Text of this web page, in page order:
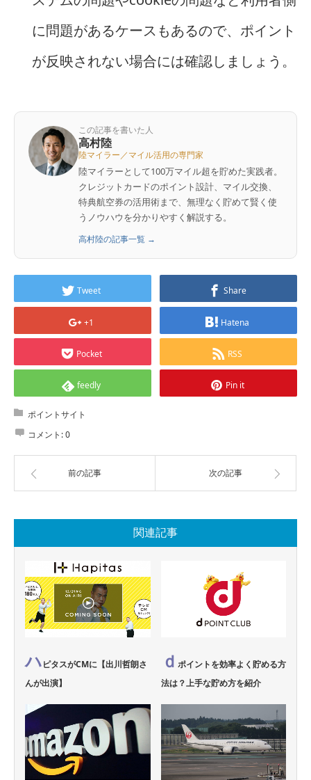
に問題があるケースもあるので、ポイント
が反映されない場合には確認しましょう。
この記事を書いた人
高村陸
陸マイラー／マイル活用の専門家
陸マイラーとして100万マイル超を貯めた実践者。
クレジットカードのポイント設計、マイル交換、
特典航空券の活用術まで、無理なく貯めて賢く使
うノウハウを分かりやすく解説する。
高村陸の記事一覧 →
Tweet Share
+1 Hatena
Pocket RSS
feedly Pin it
ポイントサイト
コメント:0
前の記事 次の記事
関連記事
ハピタスがCMに【出川哲朗さ
んが出演】
ｄ ポイントを効率よく貯める方
法は？上手な貯め方を紹介